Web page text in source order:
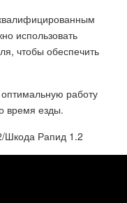
использовать
чтобы обеспечить
работу
время езды.
Шкода Рапид 1.2